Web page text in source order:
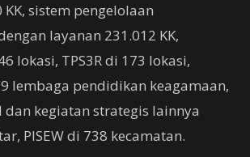
sistem pengelolaan
layanan 231.012 KK,
lokasi, TPS3R di 173 lokasi,
lembaga pendidikan keagamaan,
dan kegiatan strategis lainnya
PISEW di 738 kecamatan.